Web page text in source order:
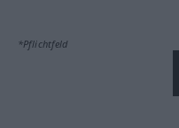
*Pflichtfeld